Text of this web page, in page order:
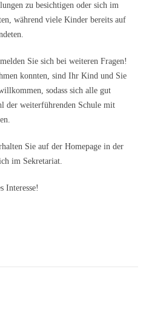
zu besichtigen oder sich im
während viele Kinder bereits auf
Sie sich bei weiteren Fragen!
konnten, sind Ihr Kind und Sie
sodass sich alle gut
der weiterführenden Schule mit
Sie auf der Homepage in der
im Sekretariat.
Interesse!